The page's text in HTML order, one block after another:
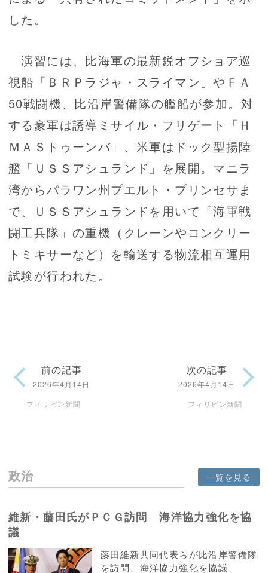
した。
演習には、比海軍の最新鋭オフショア巡
視船「ＢＲＰラジャ・スライマン」やＦＡ
50戦闘機、比沿岸警備隊の艦船が参加。対
する豪軍は誘導ミサイル・フリゲート「Ｈ
ＭＡＳトゥーンバ」、米軍はドック型揚陸
艦「ＵＳＳアシュランド」を展開。マニラ
湾からパラワン州プエルト・プリンセサま
で、ＵＳＳアシュランドを用いて「海軍戦
闘工兵隊」の重機（クレーンやコンクリー
トミキサーなど）を輸送する物流相互運用
試験が行われた。
前の記事
2026年4月14日
フィリピン新聞
次の記事
2026年4月14日
フィリピン新聞
政治 一覧を見る
維新・藤田氏がＰＣＧ訪問 海洋協力強化を協
議
藤田維新共同代表らが比沿岸警備隊
を訪問、海洋協力強化を協議